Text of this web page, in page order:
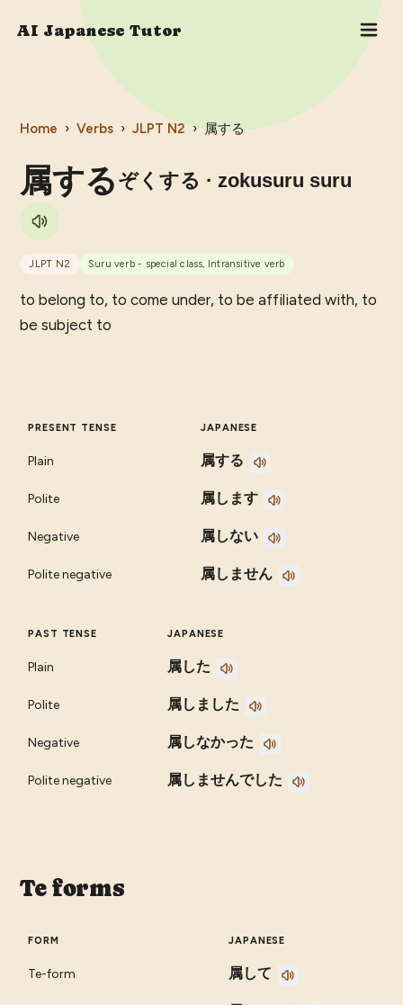
AI Japanese Tutor
Home › Verbs › JLPT N2 › 属する
属する ぞくする · zokusuru suru
JLPT N2 Suru verb - special class, Intransitive verb
to belong to, to come under, to be affiliated with, to
be subject to
PRESENT TENSE JAPANESE
Plain 属する
Polite 属します
Negative 属しない
Polite negative 属しません
PAST TENSE JAPANESE
Plain 属した
Polite 属しました
Negative 属しなかった
Polite negative 属しませんでした
Te forms
FORM JAPANESE
Te-form 属して